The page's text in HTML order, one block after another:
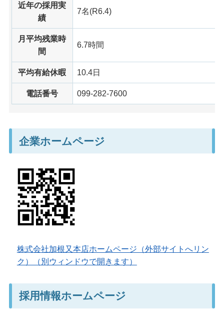
近年の採用実
績
7名(R6.4)
月平均残業時
間
6.7時間
平均有給休暇 10.4日
電話番号 099-282-7600
企業ホームページ
株式会社加根又本店ホームページ（外部サイトへリン
ク）（別ウィンドウで開きます）
採用情報ホームページ